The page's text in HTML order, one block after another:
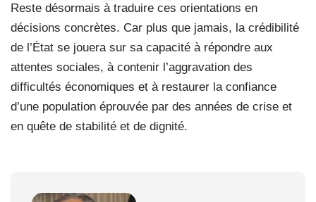
Reste désormais à traduire ces orientations en
décisions concrètes. Car plus que jamais, la crédibilité
de l’État se jouera sur sa capacité à répondre aux
attentes sociales, à contenir l’aggravation des
difficultés économiques et à restaurer la confiance
d’une population éprouvée par des années de crise et
en quête de stabilité et de dignité.